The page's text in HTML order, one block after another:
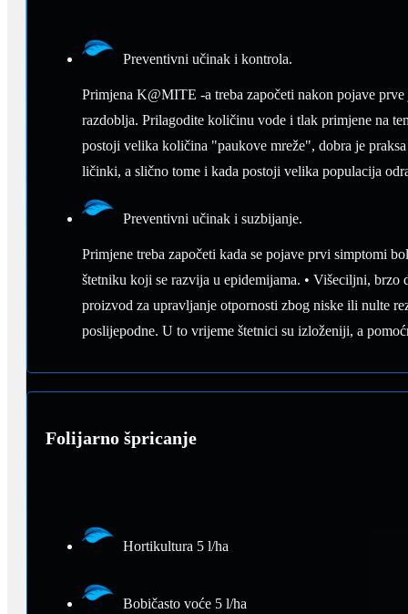
Preventivni učinak i kontrola.
Primjena K@MITE -a treba započeti nakon pojave
razdoblja. Prilagodite količinu vode i tlak primjene na
postoji velika količina "paukove mreže", dobra je
ličinki, a slično tome i kada postoji velika populacija
Preventivni učinak i suzbijanje.
Primjene treba započeti kada se pojave prvi simptomi
štetniku koji se razvija u epidemijama. • Višeciljni,
proizvod za upravljanje otpornosti zbog niske ili nulte
poslijepodne. U to vrijeme štetnici su izloženiji, a
Folijarno špricanje
Hortikultura 5 l/ha
Bobičasto voće 5 l/ha